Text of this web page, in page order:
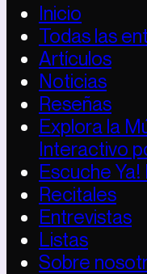
Inicio
Todas las
Artículos
Noticias
Reseñas
Explora la
Interactivo
Escuche
Recitales
Entrevistas
Listas
Sobre